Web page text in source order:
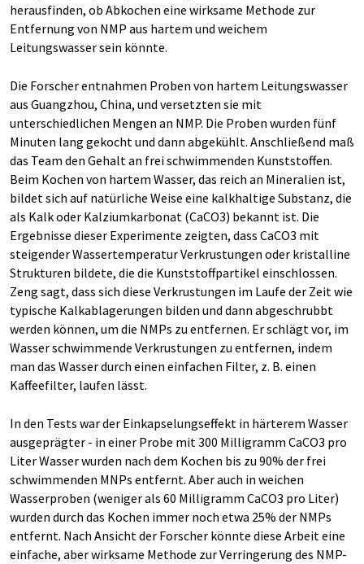
herausfinden, ob Abkochen eine wirksame Methode zur
Entfernung von NMP aus hartem und weichem
Leitungswasser sein könnte.
Die Forscher entnahmen Proben von hartem Leitungswasser
aus Guangzhou, China, und versetzten sie mit
unterschiedlichen Mengen an NMP. Die Proben wurden fünf
Minuten lang gekocht und dann abgekühlt. Anschließend maß
das Team den Gehalt an frei schwimmenden Kunststoffen.
Beim Kochen von hartem Wasser, das reich an Mineralien ist,
bildet sich auf natürliche Weise eine kalkhaltige Substanz, die
als Kalk oder Kalziumkarbonat (CaCO3) bekannt ist. Die
Ergebnisse dieser Experimente zeigten, dass CaCO3 mit
steigender Wassertemperatur Verkrustungen oder kristalline
Strukturen bildete, die die Kunststoffpartikel einschlossen.
Zeng sagt, dass sich diese Verkrustungen im Laufe der Zeit wie
typische Kalkablagerungen bilden und dann abgeschrubbt
werden können, um die NMPs zu entfernen. Er schlägt vor, im
Wasser schwimmende Verkrustungen zu entfernen, indem
man das Wasser durch einen einfachen Filter, z. B. einen
Kaffeefilter, laufen lässt.
In den Tests war der Einkapselungseffekt in härterem Wasser
ausgeprägter - in einer Probe mit 300 Milligramm CaCO3 pro
Liter Wasser wurden nach dem Kochen bis zu 90% der frei
schwimmenden MNPs entfernt. Aber auch in weichen
Wasserproben (weniger als 60 Milligramm CaCO3 pro Liter)
wurden durch das Kochen immer noch etwa 25% der NMPs
entfernt. Nach Ansicht der Forscher könnte diese Arbeit eine
einfache, aber wirksame Methode zur Verringerung des NMP-